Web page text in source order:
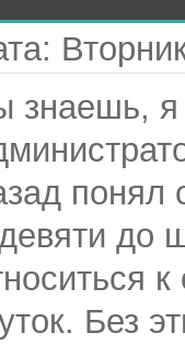
знаешь,
понял
до
Без